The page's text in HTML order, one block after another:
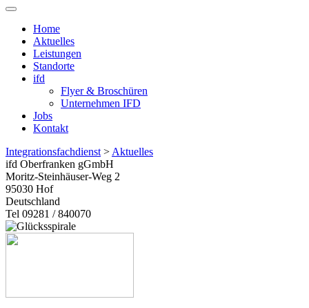
Home
Aktuelles
Leistungen
Standorte
ifd
Flyer & Broschüren
Unternehmen IFD
Jobs
Kontakt
Integrationsfachdienst>Aktuelles
ifd Oberfranken gGmbH
Moritz-Steinhäuser-Weg 2
95030 Hof
Deutschland
Tel 09281 / 840070